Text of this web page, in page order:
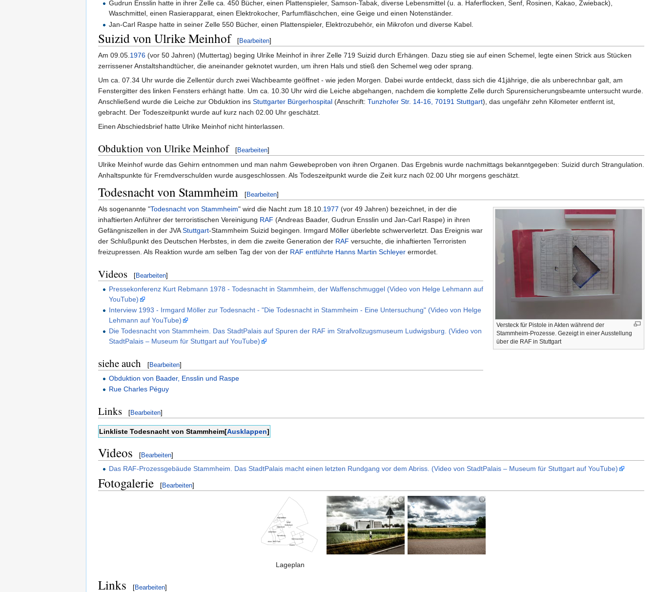
Gudrun Ensslin hatte in ihrer Zelle ca. 450 Bücher, einen Plattenspieler, Samson-Tabak, diverse Lebensmittel (u. a. Haferflocken, Senf, Rosinen, Kakao, Zwieback),
Waschmittel, einen Rasierapparat, einen Elektrokocher, Parfumfläschchen, eine Geige und einen Notenständer.
Jan-Carl Raspe hatte in seiner Zelle 550 Bücher, einen Plattenspieler, Elektrozubehör, ein Mikrofon und diverse Kabel.
Suizid von Ulrike Meinhof [Bearbeiten]
Am 09.05.1976 (vor 50 Jahren) (Muttertag) beging Ulrike Meinhof in ihrer Zelle 719 Suizid durch Erhängen. Dazu stieg sie auf einen Schemel, legte einen Strick aus Stücken
zerrissener Anstaltshandtücher, die aneinander geknotet wurden, um ihren Hals und stieß den Schemel weg oder sprang.
Um ca. 07.34 Uhr wurde die Zellentür durch zwei Wachbeamte geöffnet - wie jeden Morgen. Dabei wurde entdeckt, dass sich die 41jährige, die als unberechnbar galt, am
Fenstergitter des linken Fensters erhängt hatte. Um ca. 10.30 Uhr wird die Leiche abgehangen, nachdem die komplette Zelle durch Spurensicherungsbeamte untersucht wurde.
Anschließend wurde die Leiche zur Obduktion ins Stuttgarter Bürgerhospital (Anschrift: Tunzhofer Str. 14-16, 70191 Stuttgart), das ungefähr zehn Kilometer entfernt ist,
gebracht. Der Todeszeitpunkt wurde auf kurz nach 02.00 Uhr geschätzt.
Einen Abschiedsbrief hatte Ulrike Meinhof nicht hinterlassen.
Obduktion von Ulrike Meinhof [Bearbeiten]
Ulrike Meinhof wurde das Gehirn entnommen und man nahm Gewebeproben von ihren Organen. Das Ergebnis wurde nachmittags bekanntgegeben: Suizid durch Strangulation.
Anhaltspunkte für Fremdverschulden wurde ausgeschlossen. Als Todeszeitpunkt wurde die Zeit kurz nach 02.00 Uhr morgens geschätzt.
Todesnacht von Stammheim [Bearbeiten]
Versteck für Pistole in Akten während der
Stammheim-Prozesse. Gezeigt in einer Ausstellung
über die RAF in Stuttgart
Als sogenannte "Todesnacht von Stammheim" wird die Nacht zum 18.10.1977 (vor 49 Jahren) bezeichnet, in der die
inhaftierten Anführer der terroristischen Vereinigung RAF (Andreas Baader, Gudrun Ensslin und Jan-Carl Raspe) in ihren
Gefängniszellen in der JVAStuttgart-Stammheim Suizid begingen. Irmgard Möller überlebte schwerverletzt. Das Ereignis war
der Schlußpunkt des Deutschen Herbstes, in dem die zweite Generation der RAF versuchte, die inhaftierten Terroristen
freizupressen. Als Reaktion wurde am selben Tag der von der RAF entführte Hanns Martin Schleyer ermordet.
Videos [Bearbeiten]
Pressekonferenz Kurt Rebmann 1978 - Todesnacht in Stammheim, der Waffenschmuggel (Video von Helge Lehmann auf
YouTube)
Interview 1993 - Irmgard Möller zur Todesnacht - "Die Todesnacht in Stammheim - Eine Untersuchung" (Video von Helge
Lehmann auf YouTube)
Die Todesnacht von Stammheim. Das StadtPalais auf Spuren der RAF im Strafvollzugsmuseum Ludwigsburg. (Video von
StadtPalais – Museum für Stuttgart auf YouTube)
siehe auch [Bearbeiten]
Obduktion von Baader, Ensslin und Raspe
Rue Charles Péguy
Links [Bearbeiten]
[Ausklappen]
Linkliste Todesnacht von Stammheim
Videos [Bearbeiten]
Das RAF-Prozessgebäude Stammheim. Das StadtPalais macht einen letzten Rundgang vor dem Abriss. (Video von StadtPalais – Museum für Stuttgart auf YouTube)
Fotogalerie [Bearbeiten]
Lageplan
Links [Bearbeiten]